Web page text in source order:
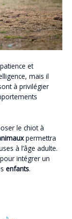
et
mais il
à privilégier
le chiot à
permettra
à l’âge adulte.
intégrer un
enfants.